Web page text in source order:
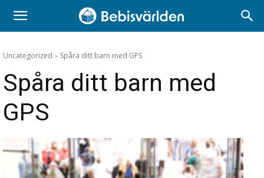
Uncategorized Spåra ditt barn med GPS
Spåra ditt barn med
GPS